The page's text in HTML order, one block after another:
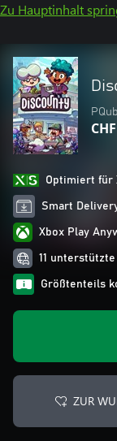
Zu Hauptinhalt
Optimiert für
Smart
Xbox Play
11
Größtenteils
ZUR